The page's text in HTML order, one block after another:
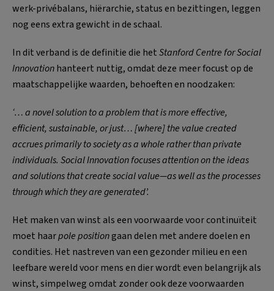
werk-privébalans, hiërarchie, status en bezittingen, leggen
nog eens extra gewicht in de schaal.
In dit verband is de definitie die hetStanford Centre for Social
Innovationhanteert nuttig, omdat deze meer focust op de
maatschappelijke waarden, behoeften en noodzaken:
‘… a novel solution to a problem that is more effective,
efficient, sustainable, or just… [where] the value created
accrues primarily to society as a whole rather than private
individuals. Social Innovation focuses attention on the ideas
and solutions that create social value—as well as the processes
through which they are generated’.
Het maken van winst als een voorwaarde voor continuïteit
moet haarpole positiongaan delen met andere doelen en
condities. Het nastreven van een gezonder milieu en een
leefbare wereld voor mens en dier wordt even belangrijk als
winst, simpelweg omdat zonder ook deze voorwaarden